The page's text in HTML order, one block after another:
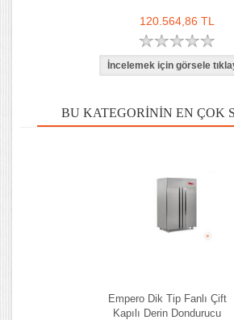
120.564,86 TL
BU KATEGORININ EN ÇOK
Empero Dik Tip Fanlı Çift
Kapılı Derin Dondurucu